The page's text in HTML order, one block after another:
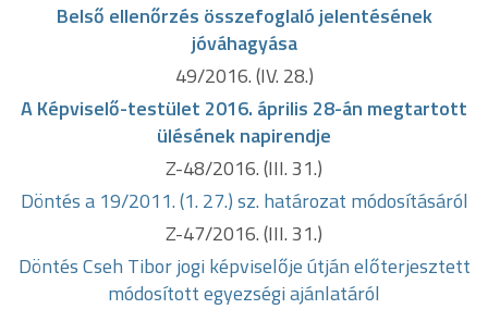
Belső ellenőrzés összefoglaló jelentésének
jóváhagyása
49/2016. (IV. 28.)
A Képviselő-testület 2016. április 28-án megtartott
ülésének napirendje
Z-48/2016. (III. 31.)
Döntés a 19/2011. (1. 27.) sz. határozat módosításáról
Z-47/2016. (III. 31.)
Döntés Cseh Tibor jogi képviselője útján előterjesztett
módosítottegyezségi ajánlatáról